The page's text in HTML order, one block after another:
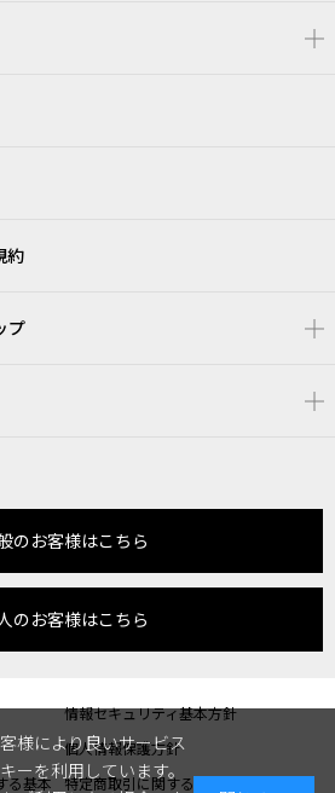
約
プ
のお客様はこちら
のお客様はこちら
情報セキュリティ基本方針
個人情報保護方針
る基本
特定商取引に関する表記
様により良いサービス
ーを利用しています。